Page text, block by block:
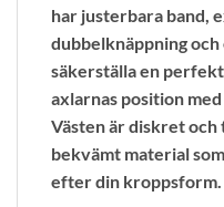
har justerbara band,
dubbelknäppning
säkerställa en
axlarnas position
Västen är diskret
bekvämt material
efter din kroppsform.